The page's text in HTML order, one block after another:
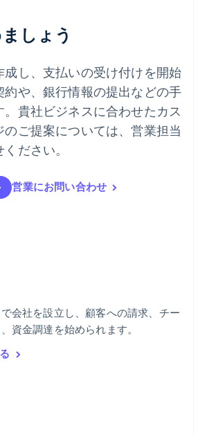
しょう
成し、支払いの受け付けを開始
約や、銀行情報の提出などの手
貴社ビジネスに合わせたカス
のご提案については、営業担当
ださい。
営業にお問い合わせ
会社を設立し、顧客への請求、チー
資金調達を始められます。
ド